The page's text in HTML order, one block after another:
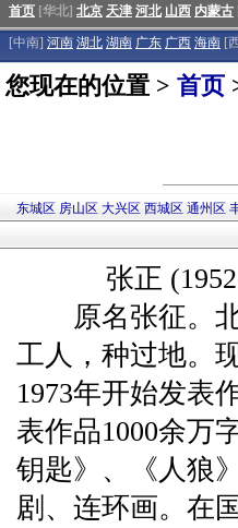
首页 [华北] 北京 天津 河北 山西 内蒙古
[中南] 河南 湖北 湖南 广东 广西 海南 [
您现在的位置 > 首页
东城区 房山区 大兴区 西城区 通州区
张正 (1952
原名张征。北
工人，种过地。
1973年开始发表
表作品1000余万
钥匙》、《人狼
剧、连环画。在